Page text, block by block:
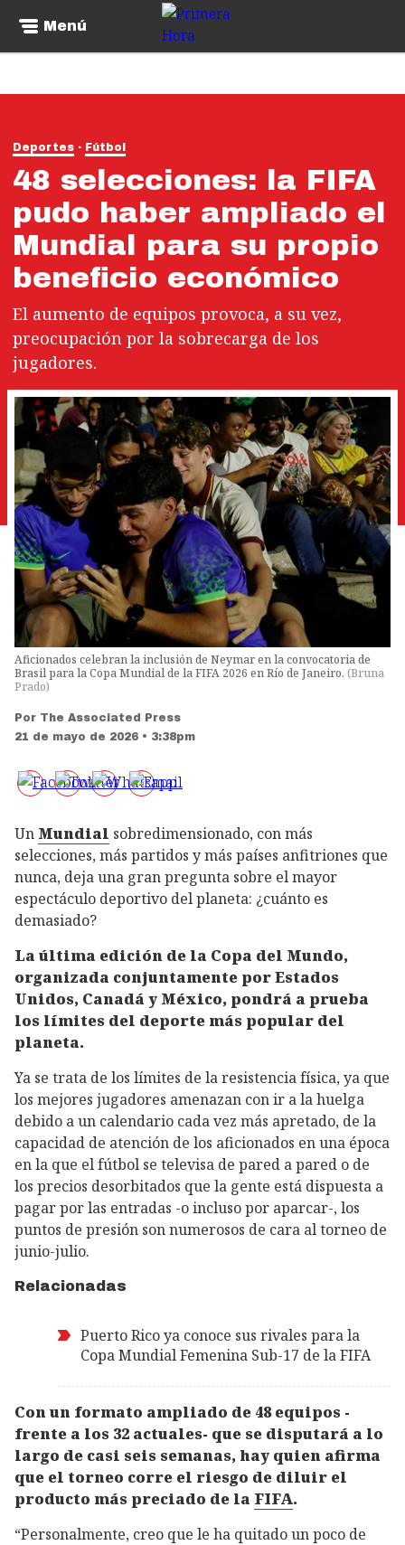
Menú
Deportes Fútbol
48 selecciones: la FIFA
pudo haber ampliado el
Mundial para su propio
beneficio económico
El aumento de equipos provoca, a su vez,
preocupación por la sobrecarga de los
jugadores.
Aficionados celebran la inclusión de Neymar en la convocatoria de
Brasil para la Copa Mundial de la FIFA 2026 en Río de Janeiro. (Bruna
Prado)
Por The Associated Press
21 de mayo de 2026 • 3:38pm
Un Mundial sobredimensionado, con más
selecciones, más partidos y más países anfitriones que
nunca, deja una gran pregunta sobre el mayor
espectáculo deportivo del planeta: ¿cuánto es
demasiado?
La última edición de la Copa del Mundo,
organizada conjuntamente por Estados
Unidos, Canadá y México, pondrá a prueba
los límites del deporte más popular del
planeta.
Ya se trata de los límites de la resistencia física, ya que
los mejores jugadores amenazan con ir a la huelga
debido a un calendario cada vez más apretado, de la
capacidad de atención de los aficionados en una época
en la que el fútbol se televisa de pared a pared o de
los precios desorbitados que la gente está dispuesta a
pagar por las entradas -o incluso por aparcar-, los
puntos de presión son numerosos de cara al torneo de
junio-julio.
Relacionadas
Puerto Rico ya conoce sus rivales para la
Copa Mundial Femenina Sub-17 de la FIFA
Con un formato ampliado de 48 equipos -
frente a los 32 actuales- que se disputará a lo
largo de casi seis semanas, hay quien afirma
que el torneo corre el riesgo de diluir el
producto más preciado de la FIFA.
“Personalmente, creo que le ha quitado un poco de